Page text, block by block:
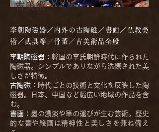
古美術
李朝陶磁器／内外の古陶磁／書画／仏教美
術／武具等／骨董／古美術品全般
李朝陶磁器： 韓国の李氏朝鮮時代に作られた
陶磁器。シンプルでありながら洗練された美
しさが特徴。
古陶磁： 時代ごとの技術と文化を反映した陶
磁器。日本、中国など幅広い地域の作品を含
む。
書画： 墨の濃淡や筆の運びが生む芸術。歴史
的な書や絵画は精神性と美しさを兼ね備え